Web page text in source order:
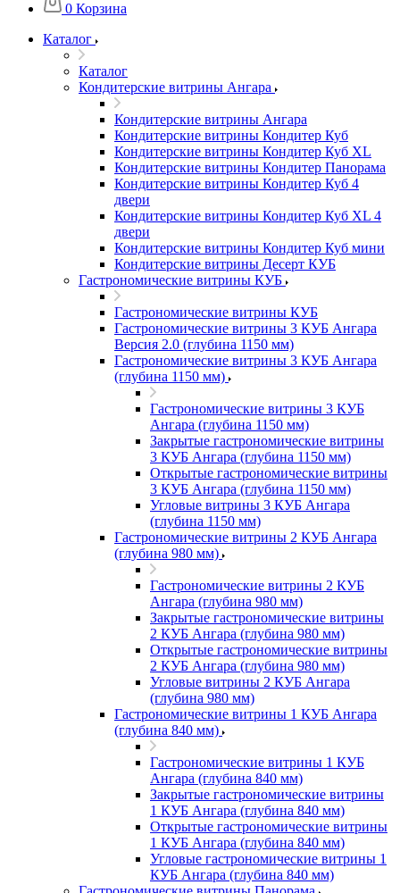
0 Корзина
Каталог
Каталог
Кондитерские витрины Ангара
Кондитерские витрины Ангара
Кондитерские витрины Кондитер Куб
Кондитерские витрины Кондитер Куб XL
Кондитерские витрины Кондитер Панорама
Кондитерские витрины Кондитер Куб 4
двери
Кондитерские витрины Кондитер Куб XL 4
двери
Кондитерские витрины Кондитер Куб мини
Кондитерские витрины Десерт КУБ
Гастрономические витрины КУБ
Гастрономические витрины КУБ
Гастрономические витрины 3 КУБ Ангара
Версия 2.0 (глубина 1150 мм)
Гастрономические витрины 3 КУБ Ангара
(глубина 1150 мм)
Гастрономические витрины 3 КУБ
Ангара (глубина 1150 мм)
Закрытые гастрономические витрины
3 КУБ Ангара (глубина 1150 мм)
Открытые гастрономические витрины
3 КУБ Ангара (глубина 1150 мм)
Угловые витрины 3 КУБ Ангара
(глубина 1150 мм)
Гастрономические витрины 2 КУБ Ангара
(глубина 980 мм)
Гастрономические витрины 2 КУБ
Ангара (глубина 980 мм)
Закрытые гастрономические витрины
2 КУБ Ангара (глубина 980 мм)
Открытые гастрономические витрины
2 КУБ Ангара (глубина 980 мм)
Угловые витрины 2 КУБ Ангара
(глубина 980 мм)
Гастрономические витрины 1 КУБ Ангара
(глубина 840 мм)
Гастрономические витрины 1 КУБ
Ангара (глубина 840 мм)
Закрытые гастрономические витрины
1 КУБ Ангара (глубина 840 мм)
Открытые гастрономические витрины
1 КУБ Ангара (глубина 840 мм)
Угловые гастрономические витрины 1
КУБ Ангара (глубина 840 мм)